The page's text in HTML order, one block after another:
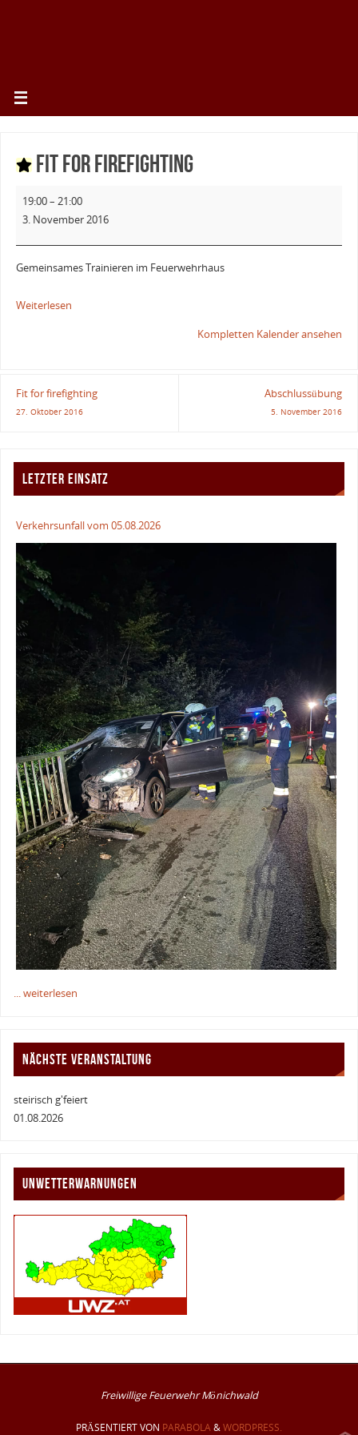
Fit for firefighting
19:00– 21:00
3. November 2016
Gemeinsames Trainieren im Feuerwehrhaus
Weiterlesen
Kompletten Kalender ansehen
Fit for firefighting
27. Oktober 2016
Abschlussübung
5. November 2016
LETZTER EINSATZ
Verkehrsunfall vom 05.08.2026
... weiterlesen
NÄCHSTE VERANSTALTUNG
steirisch g'feiert
01.08.2026
UNWETTERWARNUNGEN
Freiwillige Feuerwehr Mönichwald
PRÄSENTIERT VON PARABOLA&WORDPRESS.